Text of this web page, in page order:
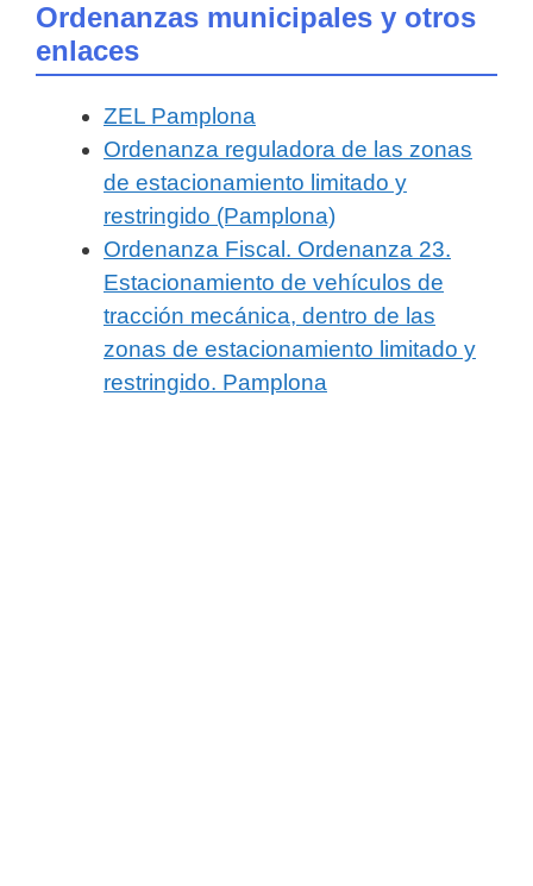
Ordenanzas municipales y otros
enlaces
ZEL Pamplona
Ordenanza reguladora de las zonas
de estacionamiento limitado y
restringido (Pamplona)
Ordenanza Fiscal. Ordenanza 23.
Estacionamiento de vehículos de
tracción mecánica, dentro de las
zonas de estacionamiento limitado y
restringido. Pamplona